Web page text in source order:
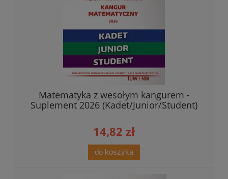
Matematyka z wesołym kangurem -
Suplement 2026 (Kadet/Junior/Student)
14,82 zł
do koszyka